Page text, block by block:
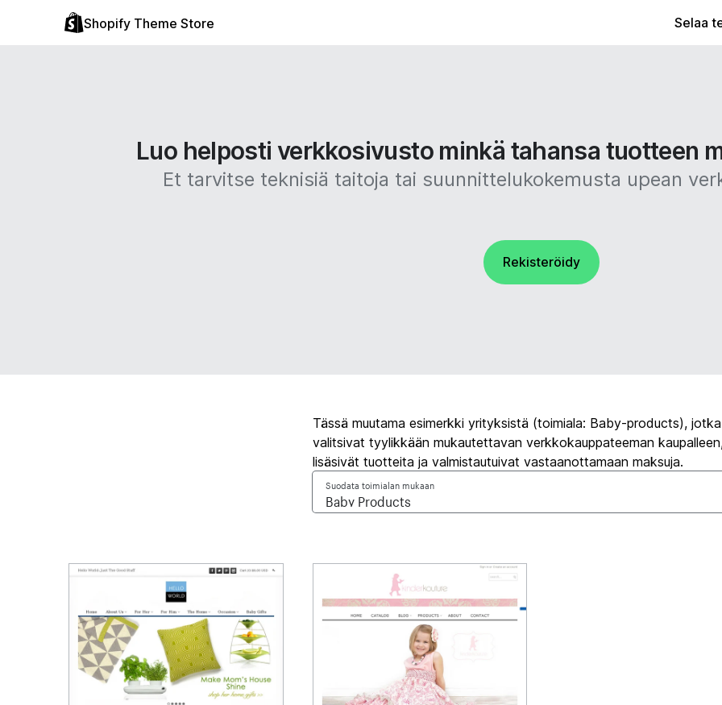
Shopify Theme Store Selaa
Luo helposti verkkosivusto minkä tahansa tuotteen
Et tarvitse teknisiä taitoja tai suunnittelukokemusta upean
Rekisteröidy
Tässä muutama esimerkki yrityksistä (toimiala: Baby-products), jotka
valitsivat tyylikkään mukautettavan verkkokauppateeman
lisäsivät tuotteita ja valmistautuivat vastaanottamaan maksuja.
Suodata toimialan mukaan